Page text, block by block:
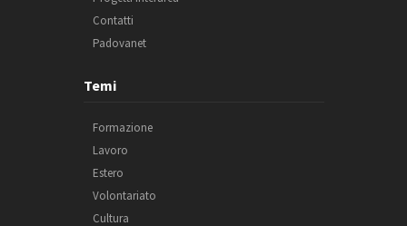
Contatti
Padovanet
Temi
Formazione
Lavoro
Estero
Volontariato
Cultura